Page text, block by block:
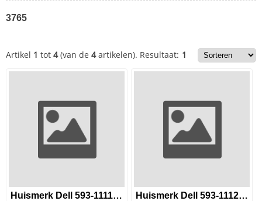
3765
Artikel 1 tot 4(van de 4artikelen). Resultaat: 1
Huismerk Dell 593-11119 (W8D60) Toner Black Huismerk Dell 593-11120 (MD8G4) Toner Yellow